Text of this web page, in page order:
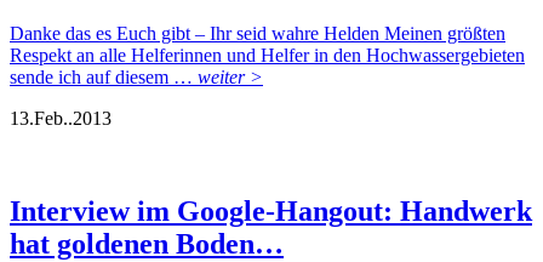
Danke das es Euch gibt – Ihr seid wahre Helden Meinen größten
Respekt an alle Helferinnen und Helfer in den Hochwassergebieten
sende ich auf diesem … weiter >
13.Feb..2013
Interview im Google-Hangout: Handwerk
hat goldenen Boden…